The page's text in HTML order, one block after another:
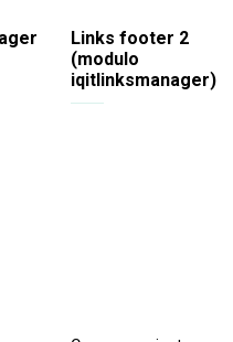
Links footer 2
(modulo
iqitlinksmanager)